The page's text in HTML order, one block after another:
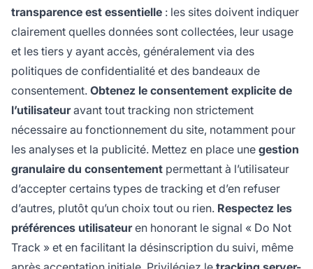
transparence est essentielle : les sites doivent indiquer
clairement quelles données sont collectées, leur usage
et les tiers y ayant accès, généralement via des
politiques de confidentialité et des bandeaux de
consentement. Obtenez le consentement explicite de
l’utilisateuravant tout tracking non strictement
nécessaire au fonctionnement du site, notamment pour
les analyses et la publicité. Mettez en place une gestion
granulaire du consentement permettant à l’utilisateur
d’accepter certains types de tracking et d’en refuser
d’autres, plutôt qu’un choix tout ou rien. Respectez les
préférences utilisateuren honorant le signal « Do Not
Track » et en facilitant la désinscription du suivi, même